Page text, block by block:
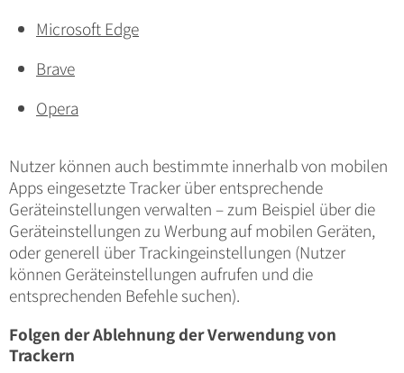
Microsoft Edge
Brave
Opera
Nutzer können auch bestimmte innerhalb von mobilen
Apps eingesetzte Tracker über entsprechende
Geräteinstellungen verwalten – zum Beispiel über die
Geräteinstellungen zu Werbung auf mobilen Geräten,
oder generell über Trackingeinstellungen (Nutzer
können Geräteinstellungen aufrufen und die
entsprechenden Befehle suchen).
Folgen der Ablehnung der Verwendung von
Trackern